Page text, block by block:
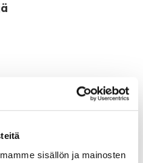
sisällön ja mainosten